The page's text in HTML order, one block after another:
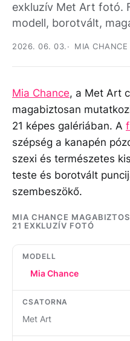
exkluzív Met Art fotó.
modell, borotvált,
2026. 06. 03. MIA CHANCE
Mia Chance, a Met Art
magabiztosan
21 képes galériában. A
szépség a kanapén
szexi és természetes
teste és borotvált
szembeszökő.
MIA CHANCE
21 EXKLUZÍV FOTÓ
MODELL
Mia Chance
CSATORNA
Met Art